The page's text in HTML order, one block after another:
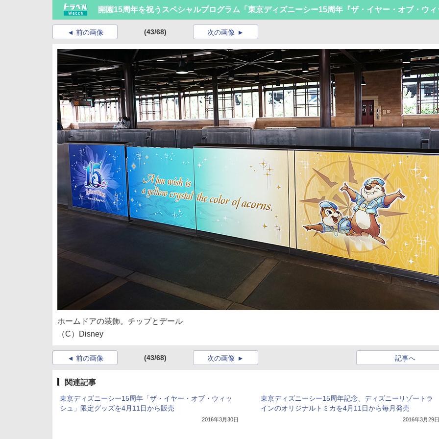
開園15周年を祝うスペシャルプログラム「東京ディズニーシー15周年『ザ・イヤー・オブ・ウ
前の画像 (43/68) 次の画像
ホームドアの装飾。チップとデール
（C）Disney
前の画像 (43/68) 記事へ
次の画像
関連記事
東京ディズニーシー15周年「ザ・イヤー・オブ・ウィッ
シュ」限定グッズを4月11日から販売
2016年3月30日
東京ディズニーシー15周年記念、ディズニーリゾートラ
インのオリジナルトミカを4月11日から毎月発売
2016年3月29日